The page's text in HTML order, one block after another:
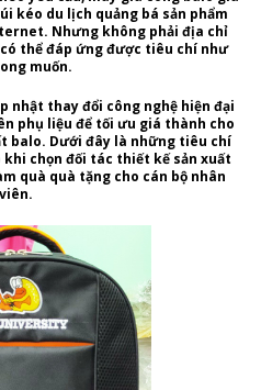
kéo du lịch quảng bá sản phẩm
Nhưng không phải địa chỉ
có thể đáp ứng được tiêu chí như
muốn.
nhật thay đổi công nghệ hiện đại
phụ liệu để tối ưu giá thành cho
balo. Dưới đây là những tiêu chí
chọn đối tác thiết kế sản xuất
quà quà tặng cho cán bộ nhân
viên.